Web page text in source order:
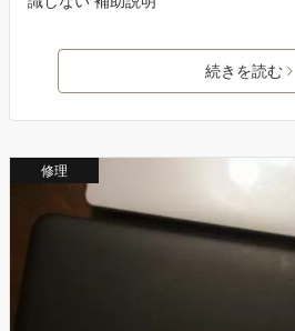
続きを読む
修理